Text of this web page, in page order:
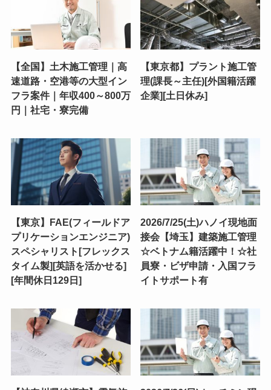
【全国】土木施工管理｜高
速道路・空港等の大型イン
フラ案件｜年収400～800万
円｜社宅・寮完備
【東京都】プラント施工管
理(課長～主任)[外国籍活躍
企業][土日休み]
【東京】FAE(フィールドア
プリケーションエンジニア)
スペシャリスト[フレックス
タイム製][英語を活かせる]
[年間休日129日]
2026/7/25(土)ハノイ現地面
接会【埼玉】建築施工管理
☆ベトナム籍活躍中！☆社
員寮・ビザ申請・入国フラ
イトサポート有